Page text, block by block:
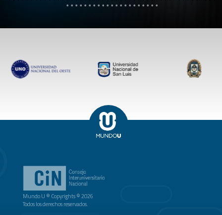
Mundo U ® Copyrights © 2026
Todos los derechos reservados.